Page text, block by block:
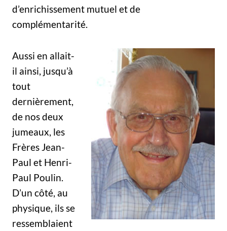
d’enrichissement mutuel et de
complémentarité.
Aussi en allait-
il ainsi, jusqu’à
tout
dernièrement,
de nos deux
jumeaux, les
Frères Jean-
Paul et Henri-
Paul Poulin.
D’un côté, au
physique, ils se
ressemblaient